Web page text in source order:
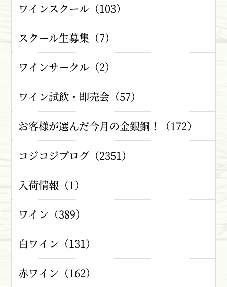
ワインスクール（103）
スクール生募集（7）
ワインサークル（2）
ワイン試飲・即売会（57）
お客様が選んだ今月の金銀銅！（172）
コジコジブログ（2351）
入荷情報（1）
ワイン（389）
白ワイン（131）
赤ワイン（162）